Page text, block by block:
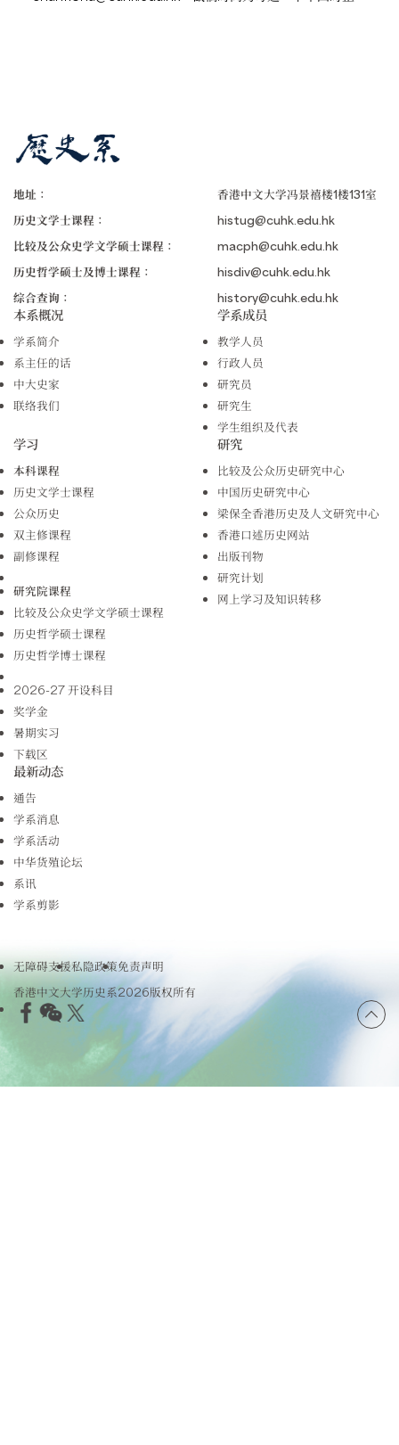
地址：
香港中文大学冯景禧楼1楼131室
历史文学士课程：
histug@cuhk.edu.hk
比较及公众史学文学硕士课程：
macph@cuhk.edu.hk
历史哲学硕士及博士课程：
hisdiv@cuhk.edu.hk
综合查询：
history@cuhk.edu.hk
本系概况
学系简介
系主任的话
中大史家
联络我们
学系成员
教学人员
行政人员
研究员
研究生
学生组织及代表
学习
本科课程
历史文学士课程
公众历史
双主修课程
副修课程
研究院课程
比较及公众史学文学硕士课程
历史哲学硕士课程
历史哲学博士课程
2026-27 开设科目
奖学金
暑期实习
下载区
研究
比较及公众历史研究中心
中国历史研究中心
梁保全香港历史及人文研究中心
香港口述历史网站
出版刊物
研究计划
网上学习及知识转移
最新动态
通告
学系消息
学系活动
中华货殖论坛
系讯
学系剪影
无障碍支援私隐政策免责声明
香港中文大学历史系2026版权所有